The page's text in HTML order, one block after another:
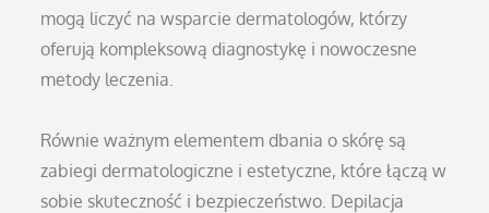
mogą liczyć na wsparcie dermatologów, którzy
oferują kompleksową diagnostykę i nowoczesne
metody leczenia.
Równie ważnym elementem dbania o skórę są
zabiegi dermatologiczne i estetyczne, które łączą w
sobie skuteczność i bezpieczeństwo. Depilacja